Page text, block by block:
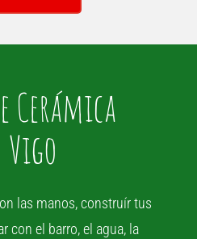
Cerámica
las manos, construír tus
con el barro, el agua, la